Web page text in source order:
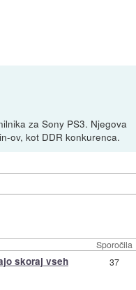
za Sony PS3. Njegova
ov, kot DDR konkurenca.
Sporočila
skoraj vseh 37